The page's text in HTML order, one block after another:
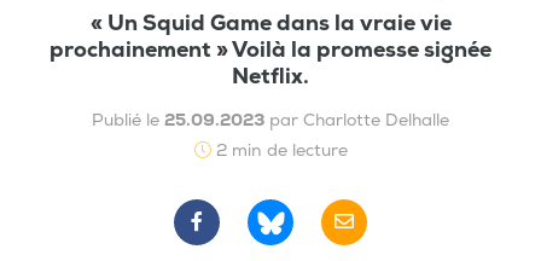
« Un Squid Game dans la vraie vie
prochainement » Voilà la promesse signée
Netflix.
Publié le 25.09.2023 par Charlotte Delhalle
2 min de lecture